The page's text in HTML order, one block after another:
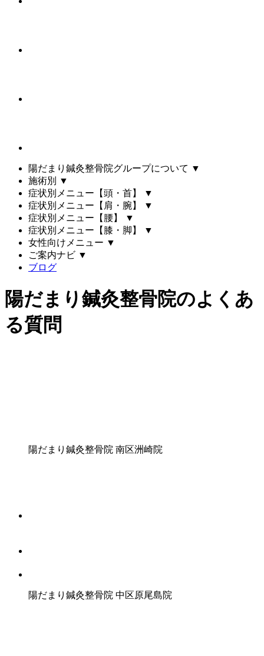
陽だまり鍼灸整骨院グループについて ▼
施術別
▼
症状別メニュー【頭・首】
▼
症状別メニュー【肩・腕】
▼
症状別メニュー【腰】
▼
症状別メニュー【膝・脚】
▼
女性向けメニュー ▼
ご案内ナビ ▼
ブログ
陽だまり鍼灸整骨院のよくあ
る質問
陽だまり鍼灸整骨院 南区洲崎院
陽だまり鍼灸整骨院 中区原尾島院